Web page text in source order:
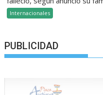
Internacionales
PUBLICIDAD